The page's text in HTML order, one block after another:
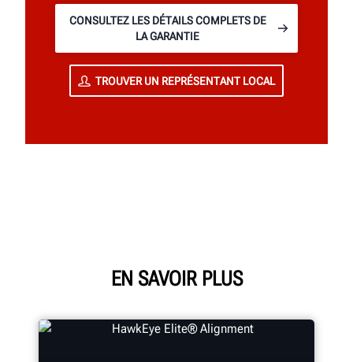
CONSULTEZ LES DÉTAILS COMPLETS DE
LA GARANTIE
TROUVER UN REPRÉSENTANT LOCAL
EN SAVOIR PLUS